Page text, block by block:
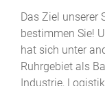
Das Ziel unserer
bestimmen Sie!
hat sich unter
Ruhrgebiet als
Industrie,